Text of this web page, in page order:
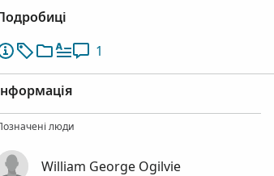
1
люди
William George Ogilvie